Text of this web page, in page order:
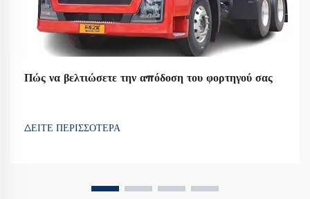
Πώς να βελτιώσετε την απόδοση του φορτηγού σας
ΔΕΙΤΕ ΠΕΡΙΣΣΟΤΕΡΑ